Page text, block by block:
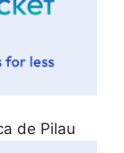
de Pilau